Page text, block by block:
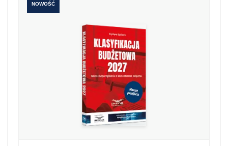
NOWOŚĆ